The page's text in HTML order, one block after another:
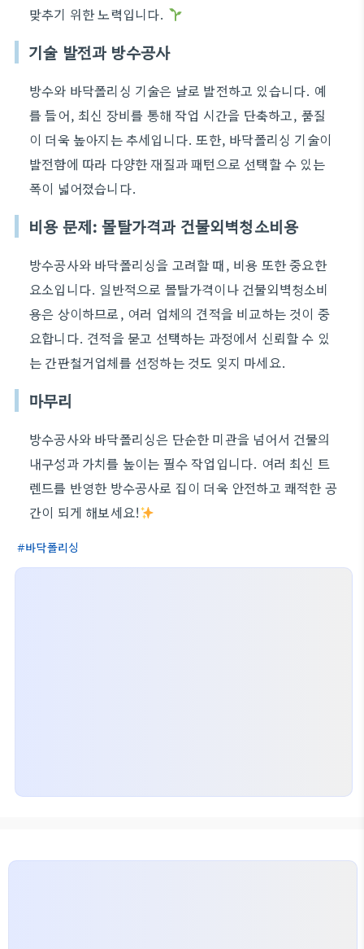
맞추기 위한 노력입니다.
기술 발전과 방수공사
방수와 바닥폴리싱 기술은 날로 발전하고 있습니다. 예
를 들어, 최신 장비를 통해 작업 시간을 단축하고, 품질
이 더욱 높아지는 추세입니다. 또한, 바닥폴리싱 기술이
발전함에 따라 다양한 재질과 패턴으로 선택할 수 있는
폭이 넓어졌습니다.
비용 문제: 몰탈가격과 건물외벽청소비용
방수공사와 바닥폴리싱을 고려할 때, 비용 또한 중요한
요소입니다. 일반적으로 몰탈가격이나 건물외벽청소비
용은 상이하므로, 여러 업체의 견적을 비교하는 것이 중
요합니다. 견적을 묻고 선택하는 과정에서 신뢰할 수 있
는 간판철거업체를 선정하는 것도 잊지 마세요.
마무리
방수공사와 바닥폴리싱은 단순한 미관을 넘어서 건물의
내구성과 가치를 높이는 필수 작업입니다. 여러 최신 트
렌드를 반영한 방수공사로 집이 더욱 안전하고 쾌적한 공
간이 되게 해보세요!
바닥폴리싱